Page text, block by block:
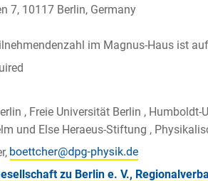
7, 10117 Berlin, Germany
im Magnus-Haus ist
, Freie Universität Berlin ,
und Else Heraeus-Stiftung ,
zu Berlin e. V.,